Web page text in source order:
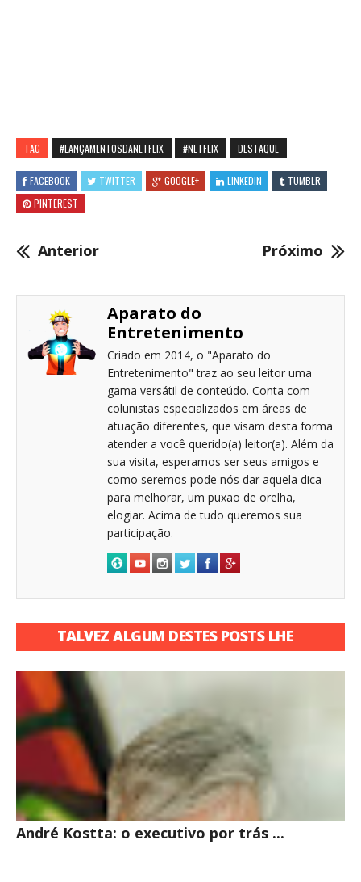
TAG #LANÇAMENTOSDANETFLIX #NETFLIX DESTAQUE
FACEBOOK TWITTER GOOGLE+ LINKEDIN
TUMBLR
PINTEREST
Anterior Próximo
Aparato do
Entretenimento
Criado em 2014, o "Aparato do
Entretenimento" traz ao seu leitor uma
gama versátil de conteúdo. Conta com
colunistas especializados em áreas de
atuação diferentes, que visam desta forma
atender a você querido(a) leitor(a). Além da
sua visita, esperamos ser seus amigos e
como seremos pode nós dar aquela dica
para melhorar, um puxão de orelha,
elogiar. Acima de tudo queremos sua
participação.
TALVEZ ALGUM DESTES POSTS LHE
André Kostta: o executivo por trás ...